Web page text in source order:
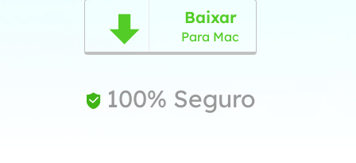
 Baixar
Para Mac
 100% Seguro